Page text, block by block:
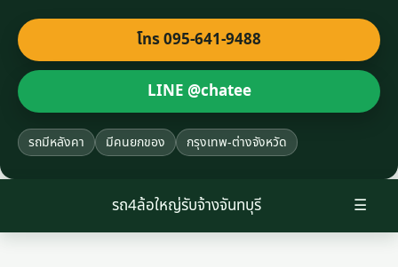
โทร 095-641-9488
LINE @chatee
รถมีหลังคา มีคนยกของ กรุงเทพ-ต่างจังหวัด
☰
รถ4ล้อใหญ่รับจ้างจันทบุรี